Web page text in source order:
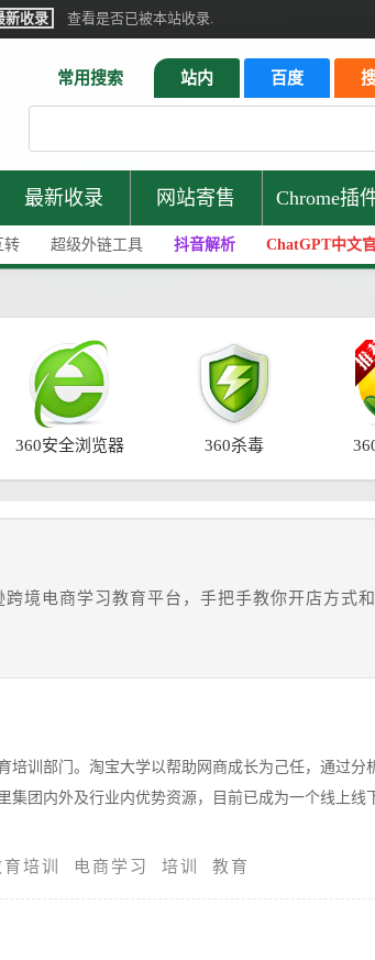
新收录 查看是否已被本站收录.
常用搜索 站内 百度
最新收录 网站寄售 Chrome插
转 超级外链工具 抖音解析 ChatGPT中文
360安全浏览器 360杀毒
境电商学习教育平台，手把手教你开店方式
培训部门。淘宝大学以帮助网商成长为己任，通过分
集团内外及行业内优势资源，目前已成为一个线上线
培训 电商学习 培训 教育